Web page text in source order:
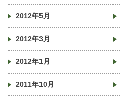
2012年5月
2012年3月
2012年1月
2011年10月